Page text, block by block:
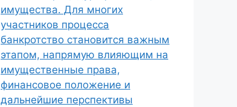
имущества. Для многих
участников процесса
банкротство становится важным
этапом, напрямую влияющим на
имущественные права,
финансовое положение и
дальнейшие перспективы